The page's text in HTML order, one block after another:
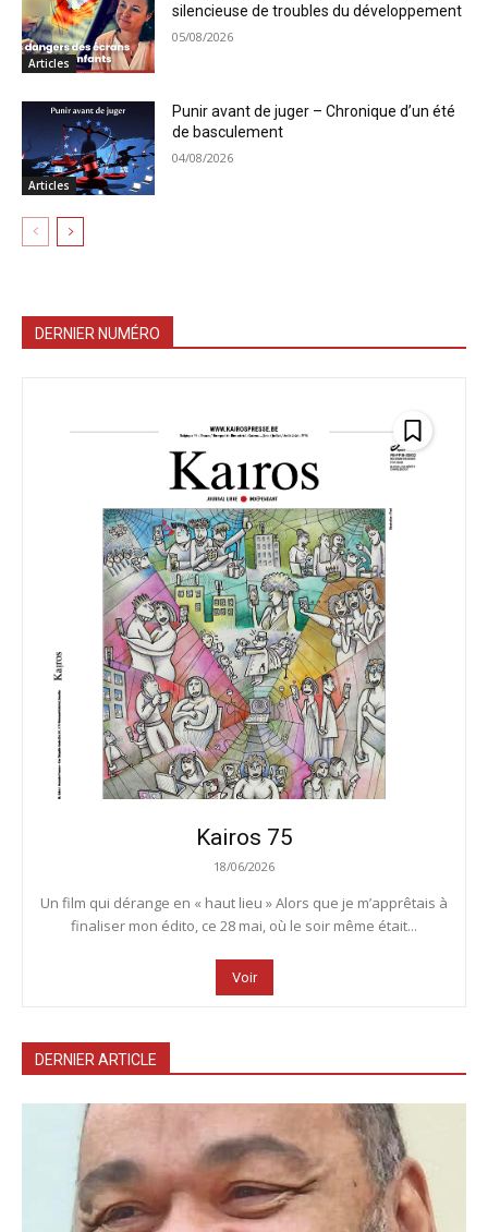
Articles
silencieuse de troubles du développement
05/08/2026
Articles
Punir avant de juger – Chronique d’un été
de basculement
04/08/2026
DERNIER NUMÉRO
Kairos 75
18/06/2026
Un film qui dérange en « haut lieu » Alors que je m’apprêtais à
finaliser mon édito, ce 28 mai, où le soir même était...
Voir
DERNIER ARTICLE